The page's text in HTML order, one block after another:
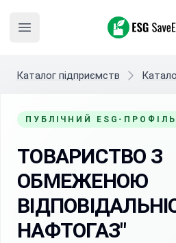
Open main menu
ESG
Каталог підприємств
ПУБЛІЧНИЙ ESG-
ТОВАРИСТВО З
ОБМЕЖЕНОЮ
НАФТОГАЗ"